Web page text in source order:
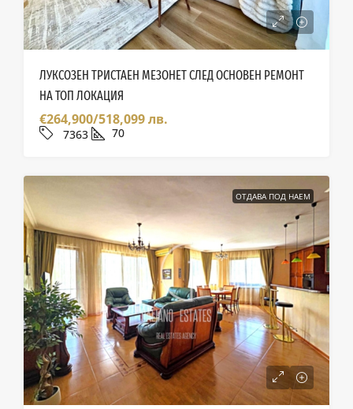
ЛУКСОЗЕН ТРИСТАЕН МЕЗОНЕТ СЛЕД ОСНОВЕН РЕМОНТ
НА ТОП ЛОКАЦИЯ
€264,900/518,099 лв.
7363 70
ОТДАВА ПОД НАЕМ